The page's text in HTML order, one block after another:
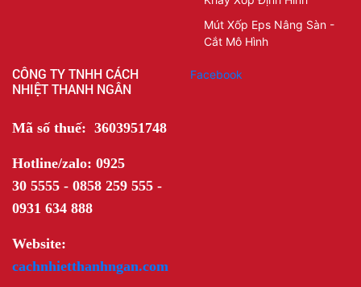
Mút Xốp Eps Nâng Sàn -
Cắt Mô Hình
CÔNG TY TNHH CÁCH
NHIỆT THANH NGÂN
Mã số thuế: 3603951748
Hotline/zalo: 0925
30 5555 - 0858 259 555 -
0931 634 888
Website:
cachnhietthanhngan.com
Facebook